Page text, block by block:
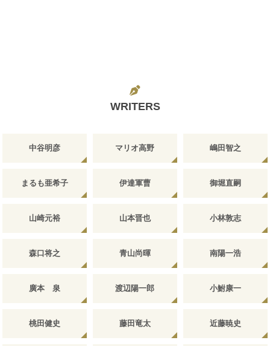
WRITERS
中谷明彦 マリオ高野 嶋田智之
まるも亜希子 伊達軍曹 御堀直嗣
山崎元裕 山本晋也 小林敦志
森口将之 青山尚暉 南陽一浩
廣本 泉 渡辺陽一郎 小鮒康一
桃田健史 藤田竜太 近藤暁史